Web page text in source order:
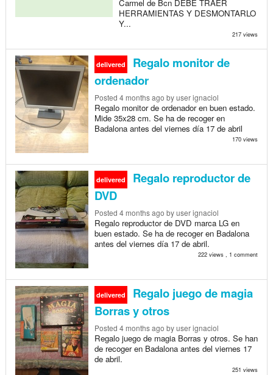
Carmel de Bcn DEBE TRAER
HERRAMIENTAS Y DESMONTARLO
Y...
217 views
delivered
Regalo monitor de
ordenador
Posted 4 months ago by user ignaciol
Regalo monitor de ordenador en buen estado.
Mide 35x28 cm. Se ha de recoger en
Badalona antes del viernes día 17 de abril
170 views
delivered
Regalo reproductor de
DVD
Posted 4 months ago by user ignaciol
Regalo reproductor de DVD marca LG en
buen estado. Se ha de recoger en Badalona
antes del viernes día 17 de abril.
222 views , 1 comment
delivered
Regalo juego de magia
Borras y otros
Posted 4 months ago by user ignaciol
Regalo juego de magia Borras y otros. Se han
de recoger en Badalona antes del viernes 17
de abril.
251 views